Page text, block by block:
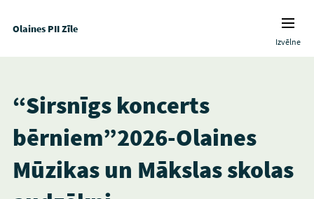
Olaines PII Zīle
Izvēlne
“Sirsnīgs koncerts
bērniem”2026-Olaines
Mūzikas un Mākslas skolas